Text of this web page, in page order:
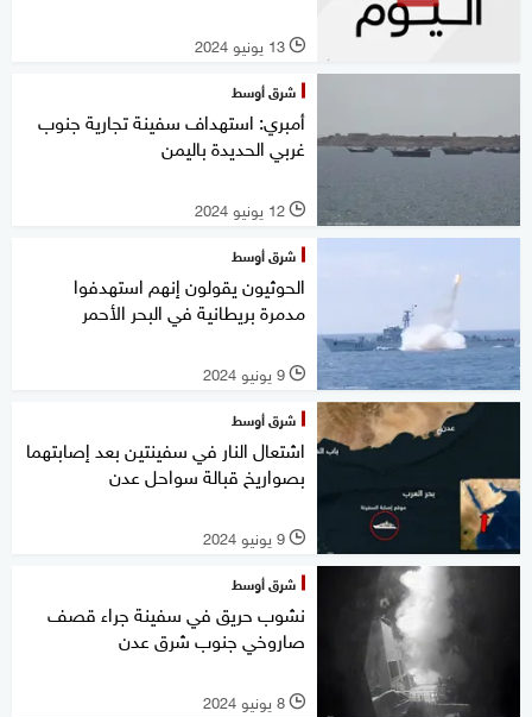
l 13 يونيو 2024
شرق أوسط
أمبري: استهداف سفينة تجارية جنوب
غربي الحديدة باليمن
l 12 يونيو 2024
شرق أوسط
الحوثيون يقولون إنهم استهدفوا
مدمرة بريطانية في البحر الأحمر
l 9 يونيو 2024
شرق أوسط
اشتعال النار في سفينتين بعد إصابتهما
بصواريخ قبالة سواحل عدن
l 9 يونيو 2024
شرق أوسط
نشوب حريق في سفينة جراء قصف
صاروخي جنوب شرق عدن
l 8 يونيو 2024